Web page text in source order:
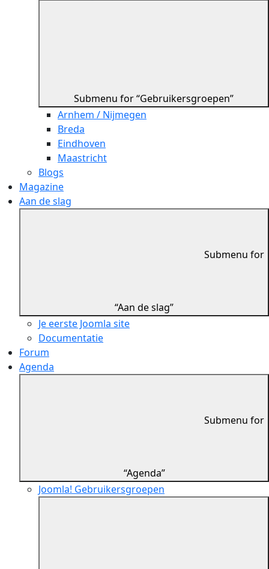
Submenu for “Gebruikersgroepen”
Arnhem / Nijmegen
Breda
Eindhoven
Maastricht
Blogs
Magazine
Aan de slag
Submenu for
“Aan de slag”
Je eerste Joomla site
Documentatie
Forum
Agenda
Submenu for
“Agenda”
Joomla! Gebruikersgroepen